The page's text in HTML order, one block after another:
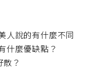
人說的有什麼不同
什麼優缺點？
？